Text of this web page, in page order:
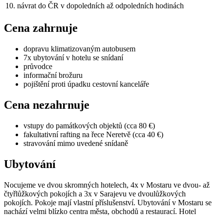
10. návrat do ČR v dopoledních až odpoledních hodinách
Cena zahrnuje
dopravu klimatizovaným autobusem
7x ubytování v hotelu se snídaní
průvodce
informační brožuru
pojištění proti úpadku cestovní kanceláře
Cena nezahrnuje
vstupy do památkových objektů (cca 80 €)
fakultativní rafting na řece Neretvě (cca 40 €)
stravování mimo uvedené snídaně
Ubytování
Nocujeme ve dvou skromných hotelech, 4x v Mostaru ve dvou- až
čtyřlůžkových pokojích a 3x v Sarajevu ve dvoulůžkových
pokojích. Pokoje mají vlastní příslušenství. Ubytování v Mostaru se
nachází velmi blízko centra města, obchodů a restaurací. Hotel